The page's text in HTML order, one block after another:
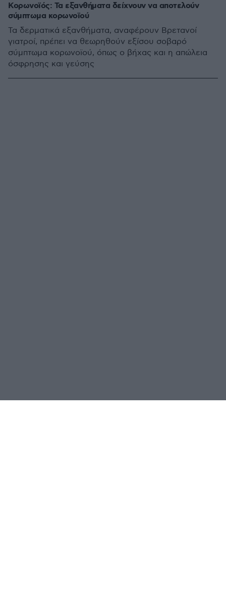
Κορωνοϊός: Τα εξανθήματα δείχνουν να αποτελούν
σύμπτωμα κορωνοϊού
Τα δερματικά εξανθήματα, αναφέρουν Βρετανοί
γιατροί, πρέπει να θεωρηθούν εξίσου σοβαρό
σύμπτωμα κορωνοϊού, όπως ο βήχας και η απώλεια
όσφρησης και γεύσης